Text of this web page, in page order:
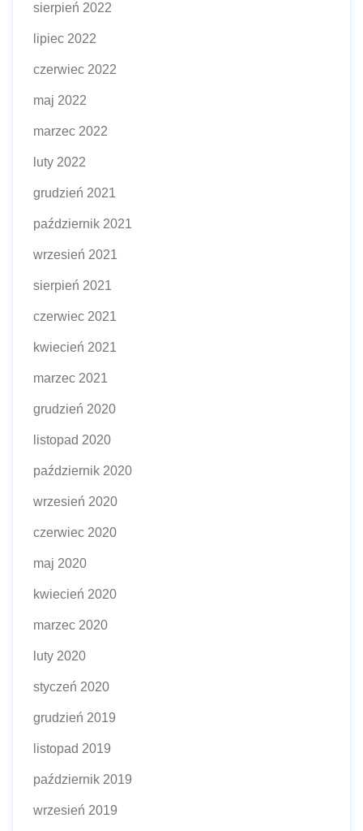
sierpień 2022
lipiec 2022
czerwiec 2022
maj 2022
marzec 2022
luty 2022
grudzień 2021
październik 2021
wrzesień 2021
sierpień 2021
czerwiec 2021
kwiecień 2021
marzec 2021
grudzień 2020
listopad 2020
październik 2020
wrzesień 2020
czerwiec 2020
maj 2020
kwiecień 2020
marzec 2020
luty 2020
styczeń 2020
grudzień 2019
listopad 2019
październik 2019
wrzesień 2019